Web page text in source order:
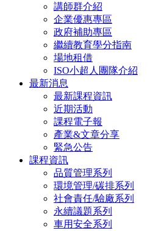
講師群介紹
企業優惠專區
政府補助專區
繼續教育學分指南
場地租借
ISO小超人團隊介紹
最新消息
最新課程資訊
近期活動
課程電子報
產業&文章分享
緊急公告
課程資訊
品質管理系列
環境管理/碳排系列
社會責任/驗廠系列
永續議題系列
車用安全系列